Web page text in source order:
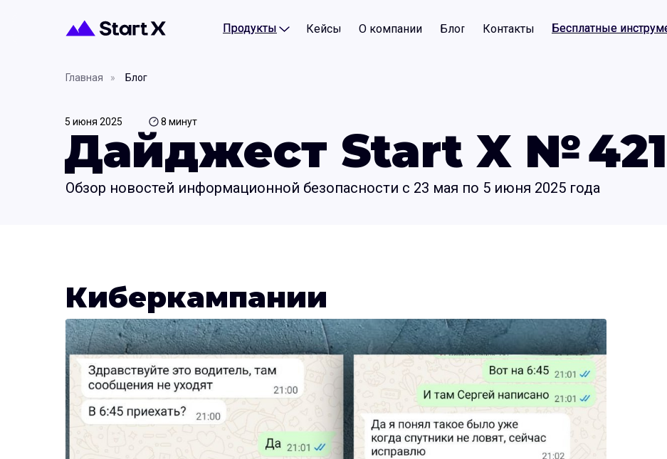
Бесплатные
Бесплатные
Продукты
Продукты Кейсы О компании Контакты
Блог
Главная » Блог
Обзор новостей информационной безопасности с 23 мая по 5 июня 2025 года
Дайджест Start X № 421
5 июня 2025 8 минут
Киберкампании